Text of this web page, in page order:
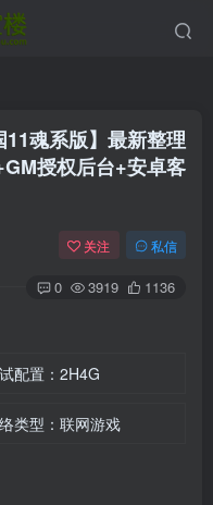
魂系版】最新整理
授权后台+安卓客
关注 私信
0 3919 1136
配置：2H4G
类型：联网游戏